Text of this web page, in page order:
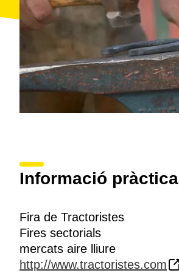
Informació pràctica
Fira de Tractoristes
Fires sectorials
mercats aire lliure
http://www.tractoristes.com